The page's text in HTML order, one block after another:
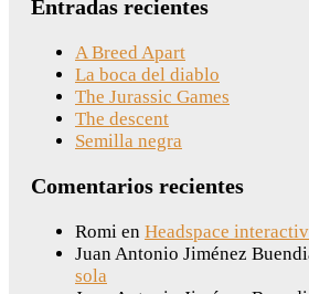
Entradas recientes
A Breed Apart
La boca del diablo
The Jurassic Games
The descent
Semilla negra
Comentarios recientes
Romi en Headspace
Juan Antonio Jiménez
sola